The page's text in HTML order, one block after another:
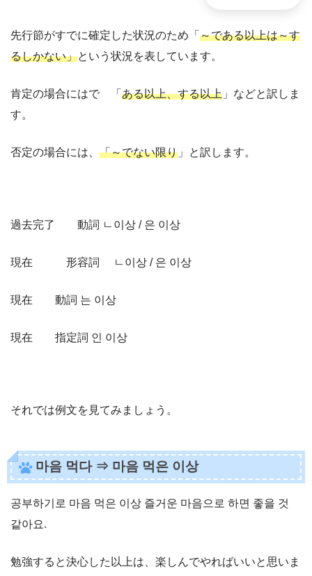
先行節がすでに確定した状況のため「 ～である以上は～す
るしかない」という状況を表しています。
肯定の場合にはで 「 ある以上、する以上 」などと訳しま
す。
否定の場合には、 「～でない限り 」と訳します。
過去完了 動詞 ㄴ이상 / 은 이상
現在 形容詞 ㄴ이상 / 은 이상
現在 動詞 는 이상
現在 指定詞 인 이상
それでは例文を見てみましょう。
마음 먹다 ⇒ 마음 먹은 이상
공부하기로 마음 먹은 이상 즐거운 마음으로 하면 좋을 것
같아요.
勉強すると決心した以上は、楽しんでやればいいと思いま